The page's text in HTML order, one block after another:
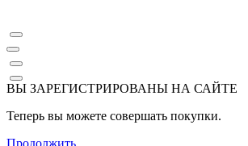
ВЫ ЗАРЕГИСТРИРОВАНЫ НА САЙТЕ
Теперь вы можете совершать покупки.
Продолжить